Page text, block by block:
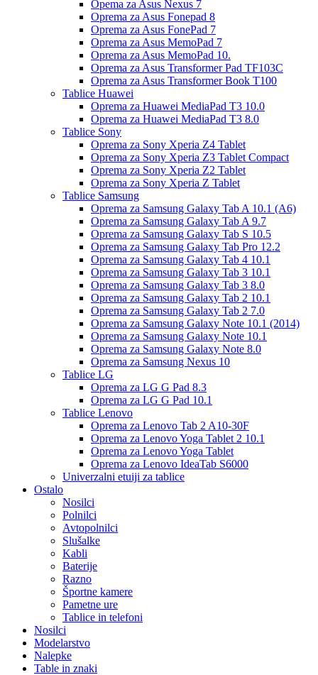
Opema za Asus Nexus 7
Oprema za Asus Fonepad 8
Oprema za Asus FonePad 7
Oprema za Asus MemoPad 7
Oprema za Asus MemoPad 10.
Oprema za Asus Transformer Pad TF103C
Oprema za Asus Transformer Book T100
Tablice Huawei
Oprema za Huawei MediaPad T3 10.0
Oprema za Huawei MediaPad T3 8.0
Tablice Sony
Oprema za Sony Xperia Z4 Tablet
Oprema za Sony Xperia Z3 Tablet Compact
Oprema za Sony Xperia Z2 Tablet
Oprema za Sony Xperia Z Tablet
Tablice Samsung
Oprema za Samsung Galaxy Tab A 10.1 (A6)
Oprema za Samsung Galaxy Tab A 9.7
Oprema za Samsung Galaxy Tab S 10.5
Oprema za Samsung Galaxy Tab Pro 12.2
Oprema za Samsung Galaxy Tab 4 10.1
Oprema za Samsung Galaxy Tab 3 10.1
Oprema za Samsung Galaxy Tab 3 8.0
Oprema za Samsung Galaxy Tab 2 10.1
Oprema za Samsung Galaxy Tab 2 7.0
Oprema za Samsung Galaxy Note 10.1 (2014)
Oprema za Samsung Galaxy Note 10.1
Oprema za Samsung Galaxy Note 8.0
Oprema za Samsung Nexus 10
Tablice LG
Oprema za LG G Pad 8.3
Oprema za LG G Pad 10.1
Tablice Lenovo
Oprema za Lenovo Tab 2 A10-30F
Oprema za Lenovo Yoga Tablet 2 10.1
Oprema za Lenovo Yoga Tablet
Oprema za Lenovo IdeaTab S6000
Univerzalni etuiji za tablice
Ostalo
Nosilci
Polnilci
Avtopolnilci
Slušalke
Kabli
Baterije
Razno
Športne kamere
Pametne ure
Tablice in telefoni
Nosilci
Modelarstvo
Nalepke
Table in znaki